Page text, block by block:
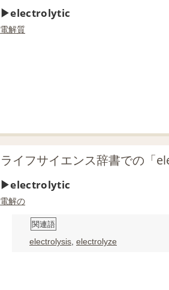
electrolytic
電解質
ライフサイエンス辞書での「
electrolytic
電解の
関連語
electrolysis electrolyze